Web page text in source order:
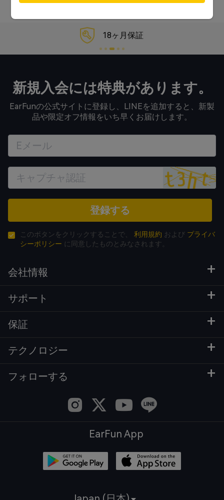
18ヶ月保証
新規入会には特典があります。
EarFunの公式サイトに登録し、LINEを追加すると、新製
品や限定オフ情報をいち早くお届けします。
登録する
このボタンをクリックすることで、 利用規約 および プライバ
シーポリシー に同意したものとみなされます。
会社情報
サポート
保証
テクノロジー
フォローする
EarFun App